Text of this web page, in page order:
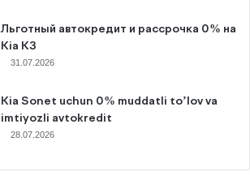
Льготный автокредит и рассрочка 0% на
Kia K3
31.07.2026
Kia Sonet uchun 0% muddatli to’lov va
imtiyozli avtokredit
28.07.2026